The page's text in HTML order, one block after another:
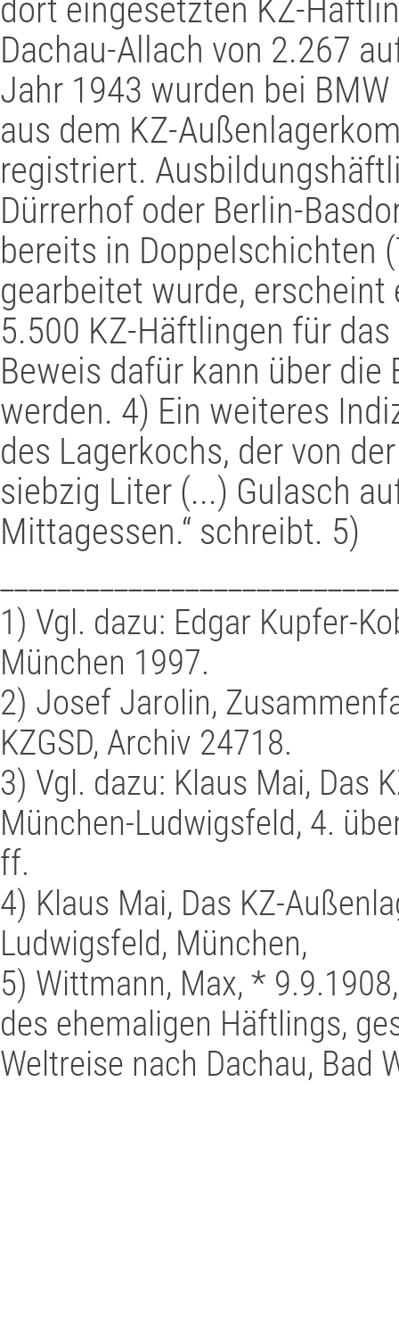
dort eingesetzten KZ-
Dachau-Allach von 2.267
Jahr 1943 wurden bei
aus dem KZ-
registriert.
Dürrerhof oder Berlin-
bereits in Doppelschichten
gearbeitet wurde,
5.500 KZ-Häftlingen für
Beweis dafür kann über
werden. 4) Ein weiteres
des Lagerkochs, der von
siebzig Liter (...) Gulasch
Mittagessen.“ schreibt. 5)
1) Vgl. dazu: Edgar Kupfer-
München 1997.
2) Josef Jarolin,
KZGSD, Archiv 24718.
3) Vgl. dazu: Klaus Mai, Das
München-Ludwigsfeld, 4.
ff.
4) Klaus Mai, Das KZ-
Ludwigsfeld, München,
5) Wittmann, Max, *
des ehemaligen Häftlings,
Weltreise nach Dachau, Bad